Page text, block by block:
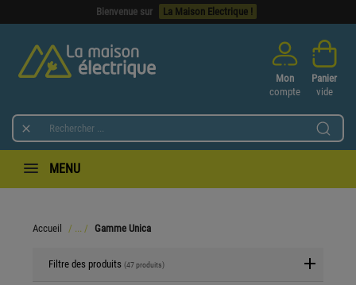
Bienvenue sur La Maison Electrique !

Mon
compte
Panier
vide
MENU
Accueil Gamme Unica
Filtre des produits (47 produits)